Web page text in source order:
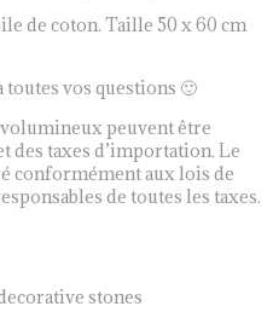
de coton. Taille 50 x 60 cm
toutes vos questions 🙂
peuvent être
des taxes d’importation. Le
conformément aux lois de
de toutes les taxes.
stones